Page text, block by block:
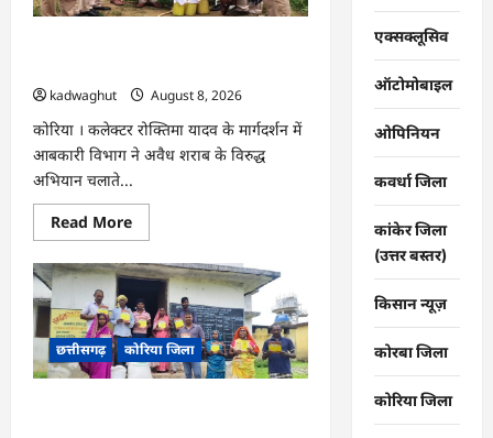
लिए‘
3.0
समीक्षा
…
kadwaghut
August 8, 2026
कोरिया । कलेक्टर रोक्तिमा यादव के मार्गदर्शन में
आबकारी विभाग ने अवैध शराब के विरुद्ध
अभियान चलाते...
Read MoreRead
more
CG
:
अवैध
शराब
पर
आबकारी
का
शिकंजा,
छत्तीसगढ़ कोरिया जिला
एक्सक्लूसिव
ऑटोमोबाइल
ओपिनियन
कवर्धा जिला
कांकेर जिला
(उत्तर बस्तर)
किसान न्यूज़
कोरबा जिला
कोरिया जिला